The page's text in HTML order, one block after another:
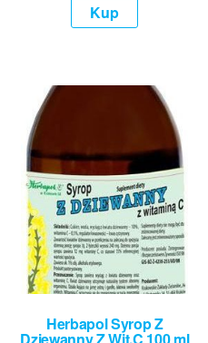
Kup
Herbapol Syrop Z
Dziewanny Z Wit.C 100 ml